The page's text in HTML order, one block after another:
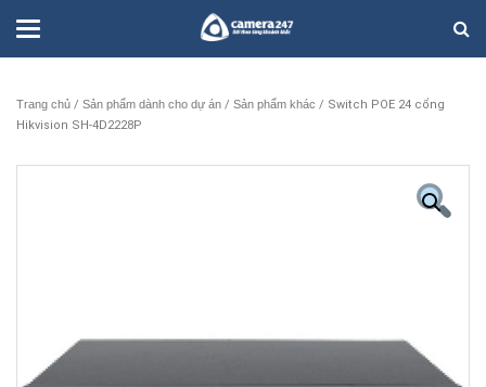
Trang chủ / Sản phẩm dành cho dự án / Sản phẩm khác / Switch POE 24 cổng
Hikvision SH-4D2228P